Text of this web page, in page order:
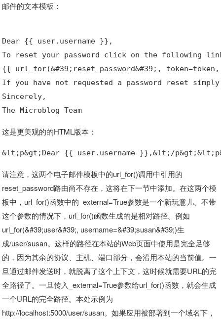
邮件的文本模板：
Dear {{ user.username }},
To reset your password click on the following
{{ url_for(&#39;reset_password&#39;,
If you have not requested a password reset
Sincerely,
The Microblog Team
这是更美观的的HTML版本：
&lt;p&gt;Dear {{ user.username }},&lt;/
请注意，这两个电子邮件模板中的url_for()调用中引用的
reset_password路由尚不存在，这将在下一节中添加。在这两个模
板中，url_for()函数中的_external=True参数是一个新玩意儿。不带
这个参数的情况下，url_for()函数生成的是相对路径。例如
url_for(&#39;user&#39;, username=&#39;susan&#39;)生
成/user/susan。这样的路径在本站的Web页面中使用是完全足够
的，因为其余的协议、主机、端口部分，会沿用本站的当前值。一
旦通过邮件发送时，就脱离了这个上下文，这时候就需要URL的完
全路径了。一旦传入_external=True参数给url_for()函数，就会生成
一个URL的完全路径。本处示例为
http://localhost:5000/user/susan。如果应用被部署到一个域名下，